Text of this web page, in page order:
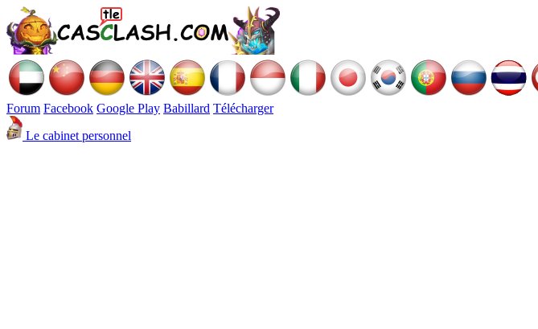
Forum Facebook Google Play Babillard Télécharger
Le cabinet personnel